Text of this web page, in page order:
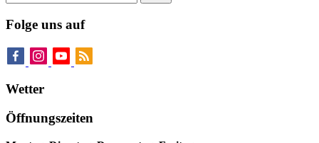
Folge uns auf
Wetter
Öffnungszeiten